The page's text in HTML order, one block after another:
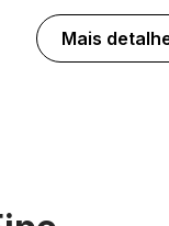
Mais